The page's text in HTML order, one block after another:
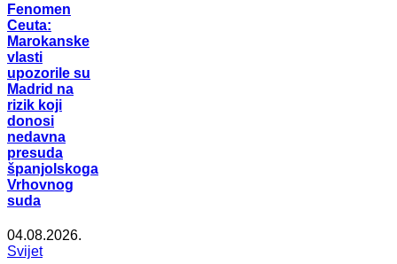
Fenomen
Ceuta:
Marokanske
vlasti
upozorile su
Madrid na
rizik koji
donosi
nedavna
presuda
španjolskoga
Vrhovnog
suda
04.08.2026.
Svijet